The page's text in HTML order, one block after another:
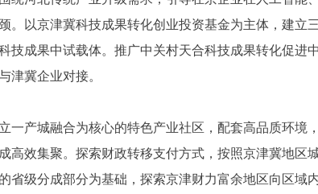
以京津冀科技成果转化创业投资基金为主体，建立
成果中试载体。推广中关村天合科技成果转化促进
津冀企业对接。
产城融合为核心的特色产业社区，配套高品质环境
效集聚。探索财政转移支付方式，按照京津冀地区
级分成部分为基础，探索京津财力富余地区向区域